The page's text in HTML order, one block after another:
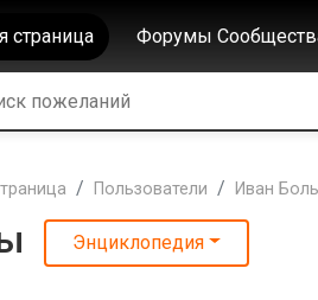
страница Форумы
Пользователи Иван
Энциклопедия